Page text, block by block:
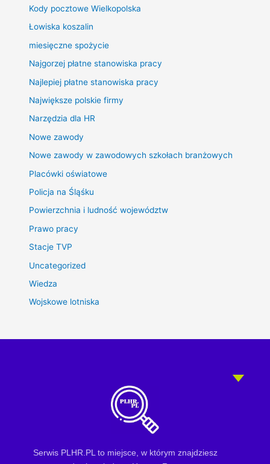
Kody pocztowe Wielkopolska
Łowiska koszalin
miesięczne spożycie
Najgorzej płatne stanowiska pracy
Najlepiej płatne stanowiska pracy
Największe polskie firmy
Narzędzia dla HR
Nowe zawody
Nowe zawody w zawodowych szkołach branżowych
Placówki oświatowe
Policja na Śląśku
Powierzchnia i ludność województw
Prawo pracy
Stacje TVP
Uncategorized
Wiedza
Wojskowe lotniska
Serwis PLHR.PL to miejsce, w którym znajdziesz